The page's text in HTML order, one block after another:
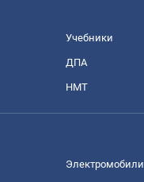
Учебники
ДПА
НМТ
Электромобили